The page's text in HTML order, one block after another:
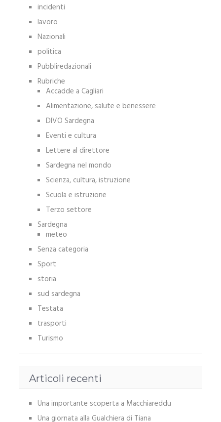
incidenti
lavoro
Nazionali
politica
Pubbliredazionali
Rubriche
Accadde a Cagliari
Alimentazione, salute e benessere
DIVO Sardegna
Eventi e cultura
Lettere al direttore
Sardegna nel mondo
Scienza, cultura, istruzione
Scuola e istruzione
Terzo settore
Sardegna
meteo
Senza categoria
Sport
storia
sud sardegna
Testata
trasporti
Turismo
Articoli recenti
Una importante scoperta a Macchiareddu
Una giornata alla Gualchiera di Tiana